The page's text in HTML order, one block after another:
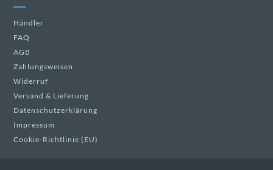
Händler
FAQ
AGB
Zahlungsweisen
Widerruf
Versand & Lieferung
Datenschutzerklärung
Impressum
Cookie-Richtlinie (EU)